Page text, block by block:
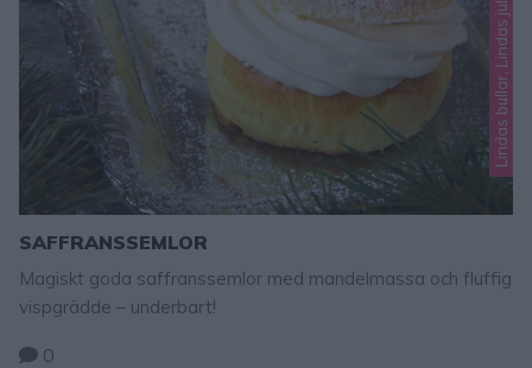
SAFFRANSSEMLOR
Magiskt goda saffranssemlor med mandelmassa och fluffig
vispgrädde – underbart!
0